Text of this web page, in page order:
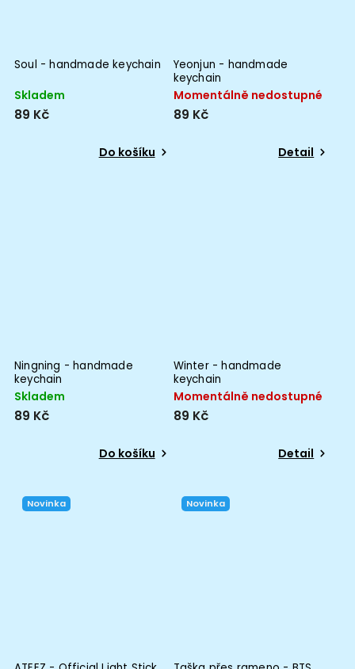
Soul - handmade keychain
Skladem
89 Kč
Do košíku
Yeonjun - handmade
keychain
Momentálně nedostupné
89 Kč
Detail
Ningning - handmade
keychain
Skladem
89 Kč
Do košíku
Winter - handmade
keychain
Momentálně nedostupné
89 Kč
Detail
Novinka Novinka